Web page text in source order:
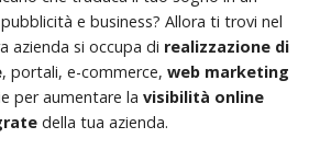
e business? Allora ti trovi nel
azienda si occupa di realizzazione di
, portali, e-commerce, web marketing
per aumentare la visibilità online
della tua azienda.